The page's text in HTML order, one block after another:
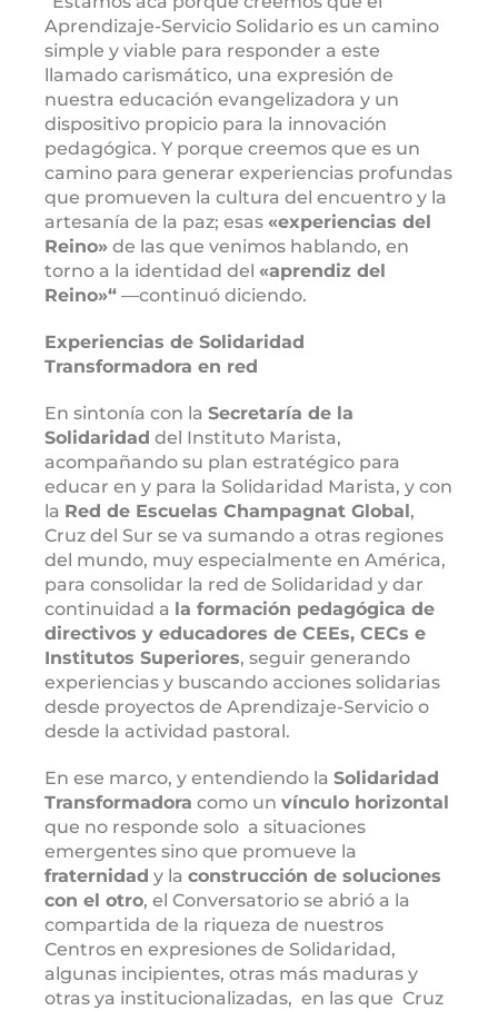
Aprendizaje-Servicio Solidario es un camino
simple y viable para responder a este
llamado carismático, una expresión de
nuestra educación evangelizadora y un
dispositivo propicio para la innovación
pedagógica. Y porque creemos que es un
camino para generar experiencias profundas
que promueven la cultura del encuentro y la
artesanía de la paz; esas «experiencias del
Reino» de las que venimos hablando, en
torno a la identidad del «aprendiz del
Reino»“ ―continuó diciendo.
Experiencias de Solidaridad
Transformadora en red
En sintonía con la Secretaría de la
Solidaridad del Instituto Marista,
acompañando su plan estratégico para
educar en y para la Solidaridad Marista, y con
la Red de Escuelas Champagnat Global ,
Cruz del Sur se va sumando a otras regiones
del mundo, muy especialmente en América,
para consolidar la red de Solidaridad y dar
continuidad a la formación pedagógica de
directivos y educadores de CEEs, CECs e
Institutos Superiores, seguir generando
experiencias y buscando acciones solidarias
desde proyectos de Aprendizaje-Servicio o
desde la actividad pastoral.
En ese marco, y entendiendo la Solidaridad
Transformadora como un vínculo horizontal
que no responde solo a situaciones
emergentes sino que promueve la
fraternidad y la construcción de soluciones
con el otro, el Conversatorio se abrió a la
compartida de la riqueza de nuestros
Centros en expresiones de Solidaridad,
algunas incipientes, otras más maduras y
otras ya institucionalizadas, en las que Cruz